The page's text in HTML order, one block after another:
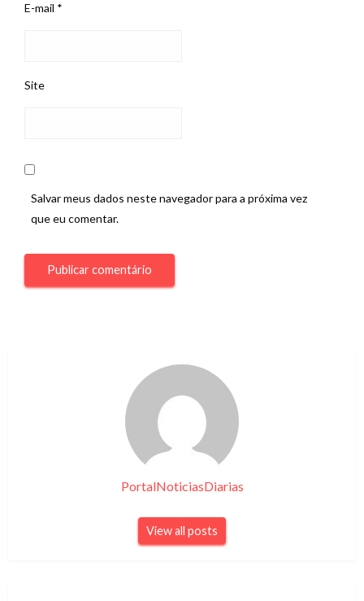
E-mail *
Site
Salvar meus dados neste navegador para a próxima vez
que eu comentar.
PortalNoticiasDiarias
View all posts